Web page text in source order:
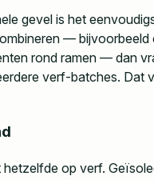
gevel is het
— bijvoorbeeld
rond ramen — dan
verf-batches. Dat
hetzelfde op verf.